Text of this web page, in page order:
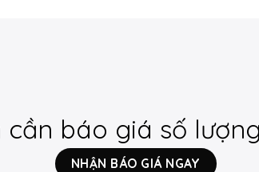
cần báo giá số
NHẬN BÁO GIÁ NGAY